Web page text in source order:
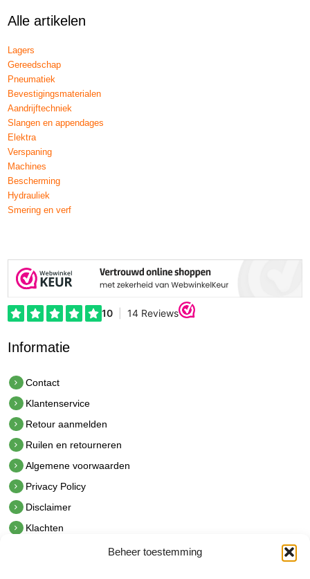
Beheer toestemming
Alle artikelen
Lagers
Gereedschap
Pneumatiek
Bevestigingsmaterialen
Aandrijftechniek
Slangen en appendages
Elektra
Verspaning
Machines
Bescherming
Hydrauliek
Smering en verf
Informatie
Contact
Klantenservice
Retour aanmelden
Ruilen en retourneren
Algemene voorwaarden
Privacy Policy
Disclaimer
Klachten